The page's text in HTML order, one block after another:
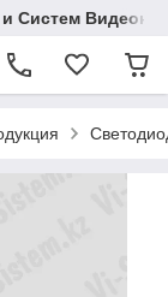
Систем